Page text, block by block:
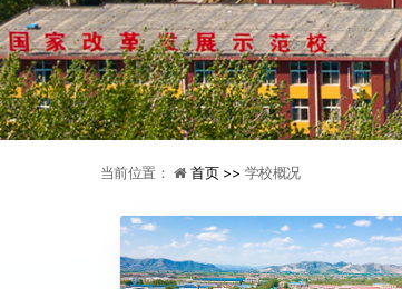
当前位置： 首页 >> 学校概况